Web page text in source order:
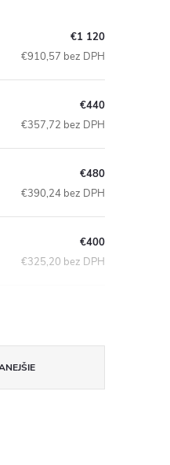
€1 120
€910,57 bez DPH
€440
€357,72 bez DPH
€480
€390,24 bez DPH
€400
€325,20 bez DPH